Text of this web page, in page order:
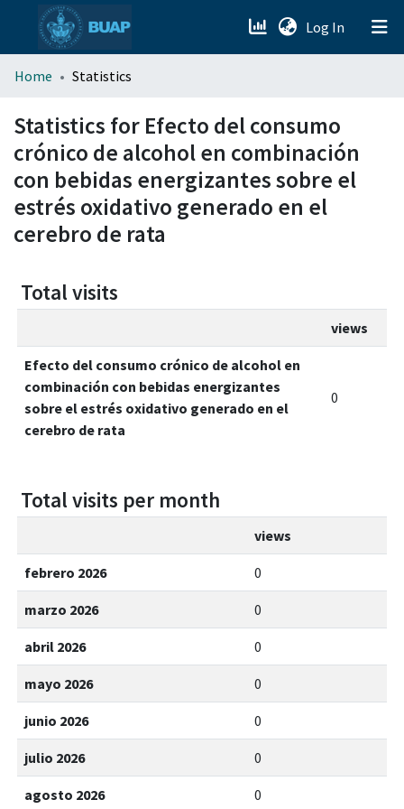
Log In (current)
menu.section.about_menu
All of DSpace
Home Statistics
Statistics for Efecto del consumo
crónico de alcohol en combinación
con bebidas energizantes sobre el
estrés oxidativo generado en el
cerebro de rata
Total visits
views
Efecto del consumo crónico de alcohol en
combinación con bebidas energizantes
sobre el estrés oxidativo generado en el
cerebro de rata
0
Total visits per month
views
febrero 2026 0
marzo 2026 0
abril 2026 0
mayo 2026 0
junio 2026 0
julio 2026 0
agosto 2026 0